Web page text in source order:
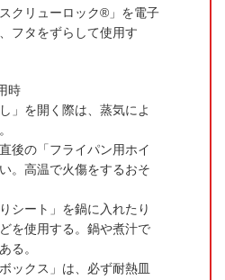
クリューロック®」を電子
フタをずらして使用す
時
」を開く際は、蒸気によ
後の「フライパン用ホイ
。高温で火傷をするおそ
シート」を鍋に入れたり
を使用する。鍋や煮汁で
る。
ックス」は、必ず耐熱皿